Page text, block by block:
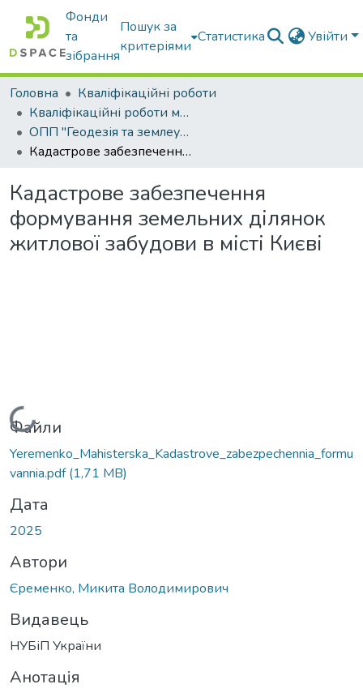
Фонди
та
зібрання
Пошук за
критеріями
Статистика Увійти
Головна
Кваліфікаційні роботи
Кваліфікаційні роботи магістрів
ОПП "Геодезія та землеустрій"
Кадастрове забезпечення формування земельних ділянок житлової забудови в місті Києві
Кадастрове забезпечення
формування земельних ділянок
житлової забудови в місті Києві
Вантажиться...
Файли
Yeremenko_Mahisterska_Kadastrove_zabezpechennia_formu
vannia.pdf(1,71 MB)
Дата
2025
Автори
Єременко, Микита Володимирович
Видавець
НУБіП України
Анотація